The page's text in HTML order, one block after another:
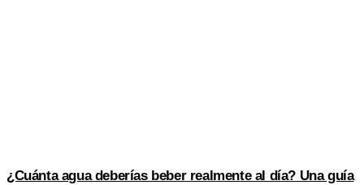
¿Cuánta agua deberías beber realmente al día? Una guía